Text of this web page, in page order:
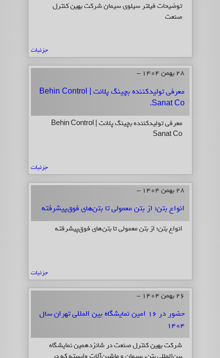
توضیحات فیلتر سیلوی سیمان شرکت بهین کنترل
صنعت
جزئیات
28 بهمن 1404 -
معرفی تولیدکننده بچینگ پلانت | Behin Control
Sanat Co.
معرفی تولیدکننده بچینگ پلانت | Behin Control
Sanat Co
جزئیات
28 بهمن 1404 -
انواع بتن؛ از بتن معمولی تا بتن‌های فوق‌پیشرفته
انواع بتن؛ از بتن معمولی تا بتن‌های فوق‌پیشرفته
جزئیات
26 بهمن 1404 -
حضور در 16 امین نمایشگاه بین المللی تهران سال
1404
شرکت بهین کنترل صنعت در شانزدهمین نمایشگاه